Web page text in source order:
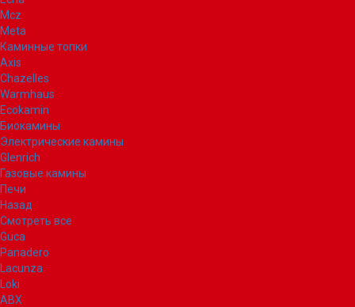
Mcz
Meta
Каминные топки
Axis
Chazelles
Warmhaus
Ecokamin
Биокамины
Электрические камины
Glenrich
Газовые камины
Печи
Назад
Смотреть все
Guca
Panadero
Lacunza
Loki
ABX